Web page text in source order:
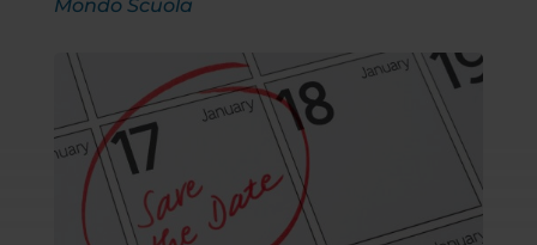
Mondo Scuola